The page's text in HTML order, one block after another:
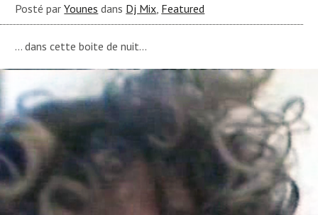
Posté parYounes dans Dj Mix Featured
… dans cette boite de nuit…